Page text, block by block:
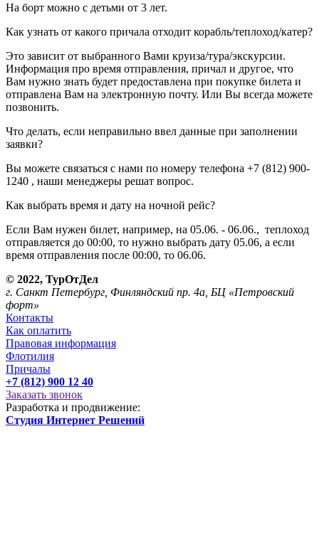
На борт можно с детьми от 3 лет.
Как узнать от какого причала отходит корабль/теплоход/катер?
Это зависит от выбранного Вами круиза/тура/экскурсии.
Информация про время отправления, причал и другое, что
Вам нужно знать будет предоставлена при покупке билета и
отправлена Вам на электронную почту. Или Вы всегда можете
позвонить.
Что делать, если неправильно ввел данные при заполнении
заявки?
Вы можете связаться с нами по номеру телефона +7 (812) 900-
1240 , наши менеджеры решат вопрос.
Как выбрать время и дату на ночной рейс?
Если Вам нужен билет, например, на 05.06. - 06.06., теплоход
отправляется до 00:00, то нужно выбрать дату 05.06, а если
время отправления после 00:00, то 06.06.
© 2022, ТурОтДел
г. Санкт Петербург, Финляндский пр. 4а, БЦ «Петровский
форт»
Контакты
Как оплатить
Правовая информация
Флотилия
Причалы
+7 (812) 900 12 40
Заказать звонок
Разработка и продвижение:
Студия Интернет Решений